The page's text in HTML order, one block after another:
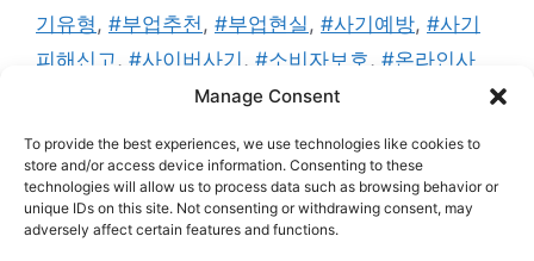
Manage Consent
To provide the best experiences, we use technologies like cookies to
store and/or access device information. Consenting to these
technologies will allow us to process data such as browsing behavior or
unique IDs on this site. Not consenting or withdrawing consent, may
adversely affect certain features and functions.
기유형 , #부업추천 , #부업현실 , #사기예방, #사기
피해신고, #사이버사기, #소비자보호, #온라인사
#재택부업사기,#카카오톡사기
방,#합법부업
댓글 남기기